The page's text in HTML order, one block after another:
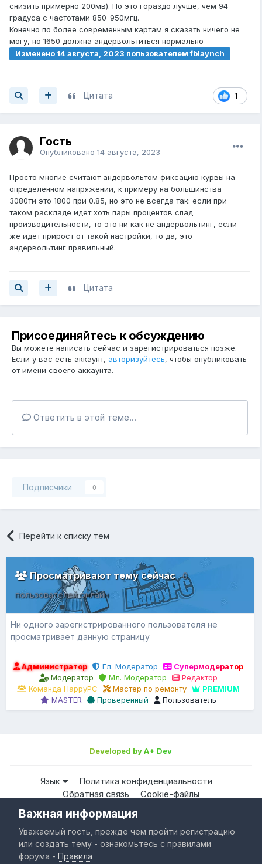
снизить примерно 200мв). Но это гораздо лучше, чем 94
градуса с частотами 850-950мгц.
Конечно по более современным картам я сказать ничего не
могу, но 1650 должна андервольтиться нормально
Изменено 14 августа, 2023 пользователем fblaynch
1
Цитата
Гость
Опубликовано 14 августа, 2023
Просто многие считают андервольтом фиксацию курвы на
определенном напряжении, к примеру на большинства
3080ти это 1800 при 0.85, но это не всегда так: если при
таком раскладе идет хоть пары процентов спад
производительности, то это ни как не андервольтинг, если
же идет прирост от такой настройки, то да, это
андервольтинг правильный.
Цитата
Присоединяйтесь к обсуждению
Вы можете написать сейчас и зарегистрироваться позже.
Если у вас есть аккаунт, авторизуйтесь, чтобы опубликовать
от имени своего аккаунта.
Ответить в этой теме...
Подписчики 0
Перейти к списку тем
Просматривают тему сейчас0
пользователей онлайн
Ни одного зарегистрированного пользователя не
просматривает данную страницу
Администратор Гл. Модератор
Супермодератор
Модератор
Мл. Модератор
Редактор
Команда HappyPC
Мастер по ремонту
PREMIUM
MASTER
Проверенный Пользователь
Developed by A+ Dev
Язык
Политика конфиденциальности
Обратная связь
Cookie-файлы
Powered by Invision Community
Важная информация
Уважаемый гость, прежде чем пройти регистрацию
или создать тему - ознакомьтесь с правилами
форума -Правила